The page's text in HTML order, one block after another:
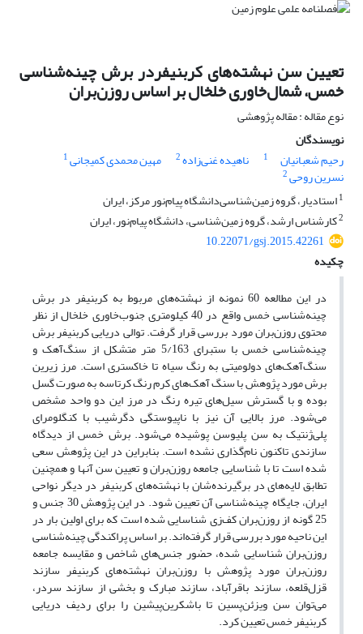
تعیین سن نهشته‌های کربنیفردر برش چینه‌شناسی
خمس، شمال‌خاوری خلخال بر اساس روزن‌بران
نوع مقاله : مقاله پژوهشی
نویسندگان
رحیم شعبانیان
1 ناهیده غنی‌زاده2 مهین محمدی کمیجانی1
نسرین روحی2
1استادیار، گروه زمین‌شناسی‌دانشگاه پیام‌نور مرکز، ایران
2کارشناس ارشد، گروه زمین‌شناسی، دانشگاه پیام‌نور، ایران
10.22071/gsj.2015.42261
چکیده
در این مطالعه 60 نمونه از نهشته‌های مربوط به کربنیفر در برش
چینه‌شناسی خمس واقع در 40 کیلومتری جنوب‌خاوری خلخال از نظر
محتوی روزن‌بران مورد بررسی قرار گرفت. توالی دریایی کربنیفر برش
چینه‌شناسی خمس با ستبرای 5/163 متر متشکل از سنگ‌آهک و
سنگ‌آهک‌های دولومیتی به رنگ سیاه تا خاکستری است. مرز زیرین
برش مورد پژوهش با سنگ آهک‌های کرم رنگ کرتاسه به صورت گسل
بوده و با گسترش سیل‌های تیره رنگ در مرز این دو واحد مشخص
می‌شود. مرز بالایی آن نیز با ناپیوستگی دگرشیب با کنگلومرای
پلی‌ژنتیک به سن پلیوسن پوشیده می‌شود. برش خمس از دیدگاه
سازندی تاکنون نام‌گذاری نشده است. بنابراین در این پژوهش سعی
شده است تا با شناسایی جامعه روزن‌بران و تعیین سن آنها و همچنین
تطابق لایه‌های در برگیرنده‌شان با نهشته‌های کربنیفر در دیگر نواحی
ایران، جایگاه چینه‌شناسی آن تعیین شود. در این پژوهش 30 جنس و
25 گونه از روزن‌بران کف‌زی شناسایی شده است که برای اولین بار در
این ناحیه مورد بررسی قرار گرفته‌اند. بر اساس پراکندگی چینه‌شناسی
روزن‌بران شناسایی شده، حضور جنس‌های شاخص و مقایسه جامعه
روزن‌بران مورد پژوهش با روزن‌بران نهشته‌های کربنیفر سازند
قزل‌قلعه، سازند باقرآباد، سازند مبارک و بخشی از سازند سردر،
می‌توان سن ویزئن‌پسین تا باشکرین‌پیشین را برای ردیف دریایی
کربنیفر خمس تعیین کرد.